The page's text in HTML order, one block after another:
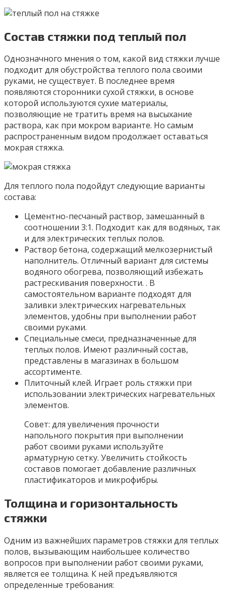
Состав стяжки под теплый пол
Однозначного мнения о том, какой вид стяжки лучше
подходит для обустройства теплого пола своими
руками, не существует. В последнее время
появляются сторонники сухой стяжки, в основе
которой используются сухие материалы,
позволяющие не тратить время на высыхание
раствора, как при мокром варианте. Но самым
распространенным видом продолжает оставаться
мокрая стяжка.
Для теплого пола подойдут следующие варианты
состава:
Цементно-песчаный раствор, замешанный в
соотношении 3:1. Подходит как для водяных, так
и для электрических теплых полов.
Раствор бетона, содержащий мелкозернистый
наполнитель. Отличный вариант для системы
водяного обогрева, позволяющий избежать
растрескивания поверхности. . В
самостоятельном варианте подходят для
заливки электрических нагревательных
элементов, удобны при выполнении работ
своими руками.
Специальные смеси, предназначенные для
теплых полов. Имеют различный состав,
представлены в магазинах в большом
ассортименте.
Плиточный клей. Играет роль стяжки при
использовании электрических нагревательных
элементов.
Совет: для увеличения прочности
напольного покрытия при выполнении
работ своими руками используйте
арматурную сетку. Увеличить стойкость
составов помогает добавление различных
пластификаторов и микрофибры.
Толщина и горизонтальность
стяжки
Одним из важнейших параметров стяжки для теплых
полов, вызывающим наибольшее количество
вопросов при выполнении работ своими руками,
является ее толщина. К ней предъявляются
определенные требования: